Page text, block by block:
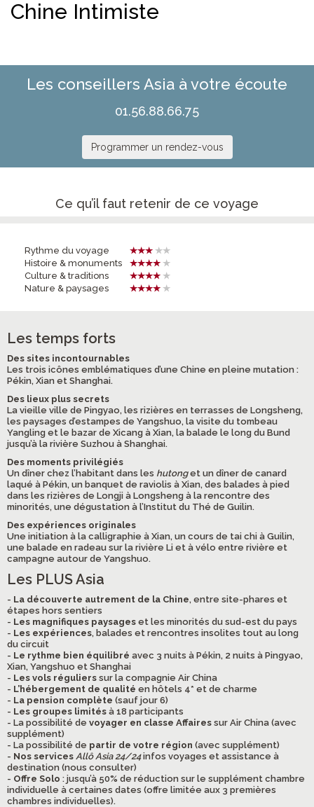
Chine Intimiste
Les conseillers Asia à votre écoute
01.56.88.66.75
Programmer un rendez-vous
Ce qu’il faut retenir de ce voyage
Rythme du voyage
Histoire & monuments
Culture & traditions
Nature & paysages
Les temps forts
Des sites incontournables
Les trois icônes emblématiques d’une Chine en pleine mutation :
Pékin, Xian et Shanghai.
Des lieux plus secrets
La vieille ville de Pingyao, les rizières en terrasses de Longsheng,
les paysages d’estampes de Yangshuo, la visite du tombeau
Yangling et le bazar de Xicang à Xian, la balade le long du Bund
jusqu’à la rivière Suzhou à Shanghai.
Des moments privilégiés
Un dîner chez l’habitant dans les hutonget un dîner de canard
laqué à Pékin, un banquet de raviolis à Xian, des balades à pied
dans les rizières de Longji à Longsheng à la rencontre des
minorités, une dégustation à l’Institut du Thé de Guilin.
Des expériences originales
Une initiation à la calligraphie à Xian, un cours de tai chi à Guilin,
une balade en radeau sur la rivière Li et à vélo entre rivière et
campagne autour de Yangshuo.
Les PLUS Asia
- La découverte autrement de la Chine, entre site-phares et
étapes hors sentiers
- Les magnifiques paysages et les minorités du sud-est du pays
- Les expériences, balades et rencontres insolites tout au long
du circuit
- Le rythme bien équilibré avec 3 nuits à Pékin, 2 nuits à Pingyao,
Xian, Yangshuo et Shanghai
- Les vols réguliers sur la compagnie Air China
- L’hébergement de qualité en hôtels 4* et de charme
- La pension complète (sauf jour 6)
- Les groupes limités à 18 participants
- La possibilité de voyager en classe Affaires sur Air China (avec
supplément)
- La possibilité de partir de votre région (avec supplément)
- Nos services Allô Asia 24/24infos voyages et assistance à
destination (nous consulter)
- Offre Solo : jusqu’à 50% de réduction sur le supplément chambre
individuelle à certaines dates (offre limitée aux 3 premières
chambres individuelles).